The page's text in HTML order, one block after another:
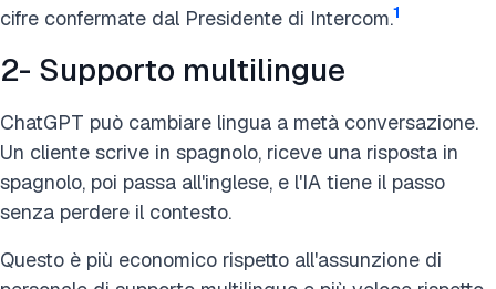
cifre confermate dal Presidente di Intercom.1
2- Supporto multilingue
ChatGPT può cambiare lingua a metà conversazione.
Un cliente scrive in spagnolo, riceve una risposta in
spagnolo, poi passa all'inglese, e l'IA tiene il passo
senza perdere il contesto.
Questo è più economico rispetto all'assunzione di